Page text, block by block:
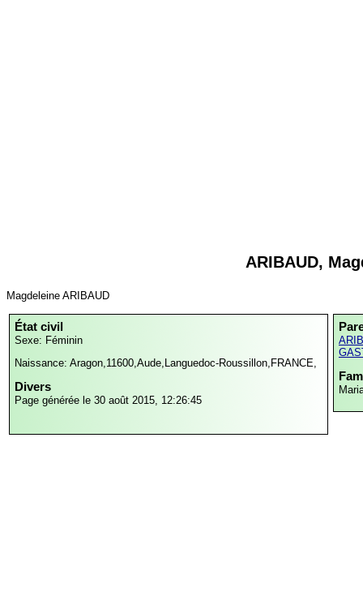
ARIBAUD,
Magdeleine ARIBAUD
État civil
Sexe: Féminin
Naissance: Aragon,11600,Aude,Languedoc-Roussillon,FRANCE,
Divers
Page générée le 30 août 2015, 12:26:45